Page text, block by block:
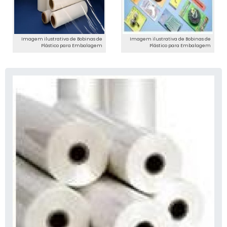
Imagem ilustrativa de Bobinas de
Plástico para Embalagem
Imagem ilustrativa de Bobinas de
Plástico para Embalagem